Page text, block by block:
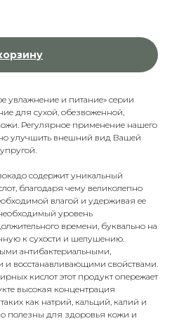
увлажнение и питание» серии
для сухой, обезвоженной,
Регулярное применение нашего
улучшить внешний вид Вашей
содержит уникальный
благодаря чему великолепно
влагой и удерживая ее
уровень
времени, буквально на
к сухости и шелушению.
антибактериальными,
восстанавливающими свойствами.
кислот этот продукт опережает
высокая концентрация
как натрий, кальций, калий и
полезны для здоровья кожи и